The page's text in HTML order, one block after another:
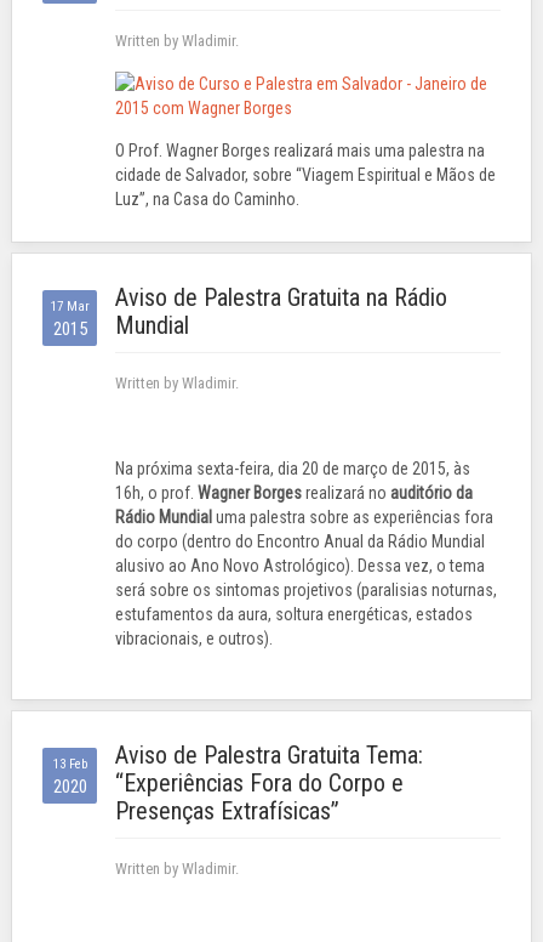
Written by Wladimir.
O Prof. Wagner Borges realizará mais uma palestra na
cidade de Salvador, sobre “Viagem Espiritual e Mãos de
Luz”, na Casa do Caminho.
17 Mar
2015
Aviso de Palestra Gratuita na Rádio
Mundial
Written by Wladimir.
Na próxima sexta-feira, dia 20 de março de 2015, às
16h, o prof. Wagner Borgesrealizará no auditório da
Rádio Mundial uma palestra sobre as experiências fora
do corpo (dentro do Encontro Anual da Rádio Mundial
alusivo ao Ano Novo Astrológico). Dessa vez, o tema
será sobre os sintomas projetivos (paralisias noturnas,
estufamentos da aura, soltura energéticas, estados
vibracionais, e outros).
13 Feb
2020
Aviso de Palestra Gratuita Tema:
“Experiências Fora do Corpo e
Presenças Extrafísicas”
Written by Wladimir.